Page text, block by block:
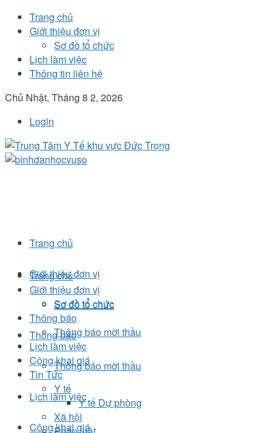
Trang chủ
Giới thiệu đơn vị
Sơ đồ tổ chức
Lịch làm việc
Thông tin liên hệ
Chủ Nhật, Tháng 8 2, 2026
Login
Trang chủ
Giới thiệu đơn vị
Sơ đồ tổ chức
Thông báo
Thông báo mời thầu
Lịch làm việc
Công khai giá
Trang chủ
Giới thiệu đơn vị
Sơ đồ tổ chức
Thông báo
Thông báo mời thầu
Lịch làm việc
Công khai giá
Tin Tức
Y tế
Y tế Dự phòng
Xã hội